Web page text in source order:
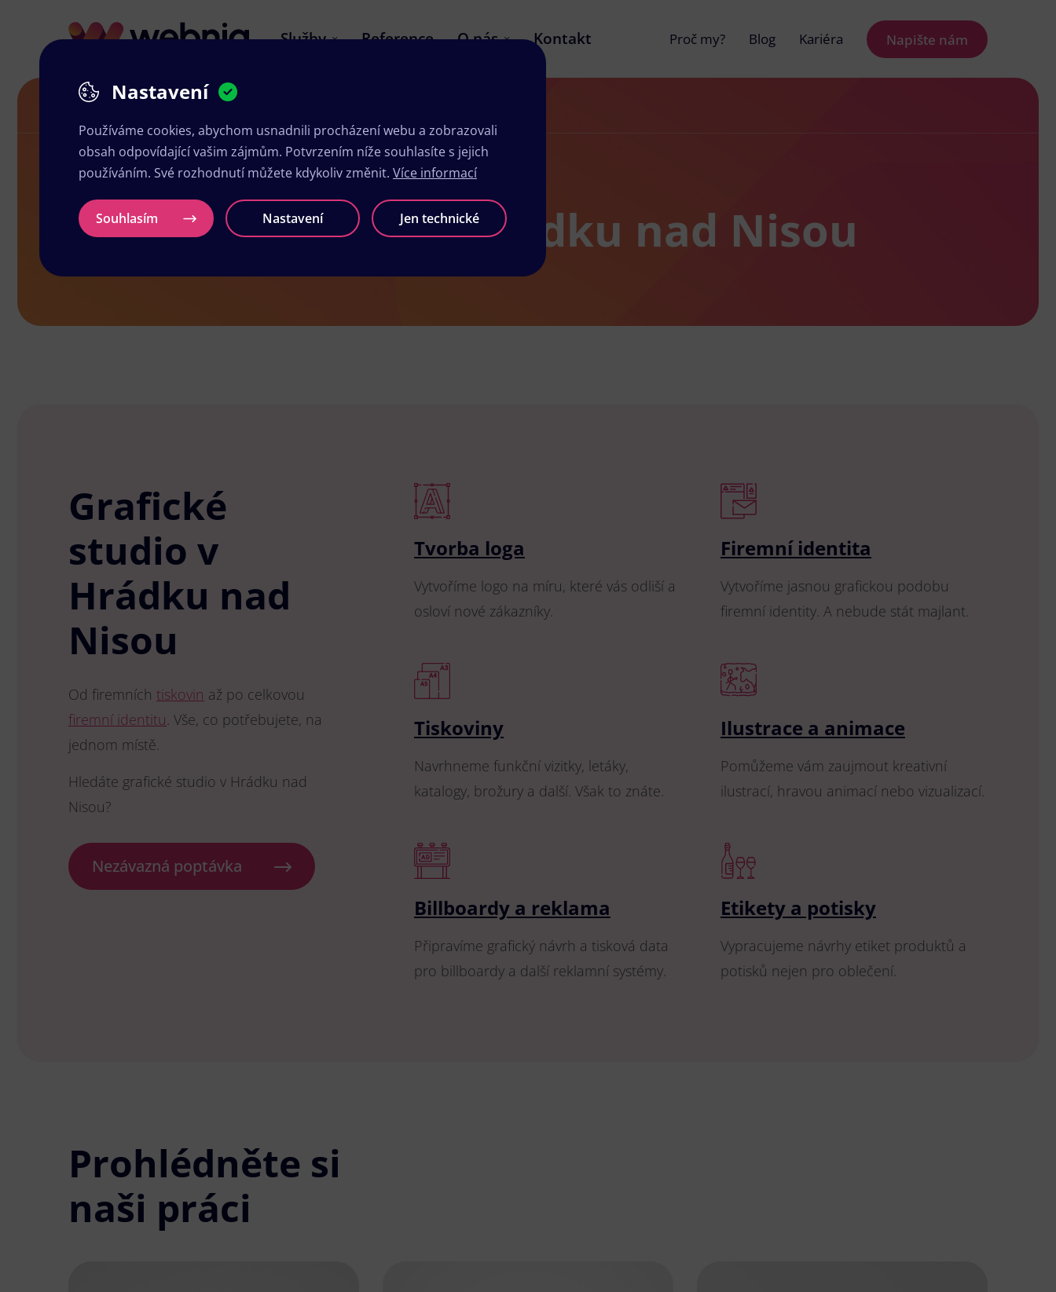
Služby Reference O nás Kontakt Proč my? Blog Kariéra Napište nám
Grafické studio v Hrádku nad Nisou
Grafické studio v Hrádku nad Nisou
Grafické
studio v
Hrádku nad
Nisou
Od firemních tiskovin až po celkovou
firemní identitu. Vše, co potřebujete, na
jednom místě.
Hledáte grafické studio v Hrádku nad
Nisou?
Nezávazná poptávka
Tvorba loga
Vytvoříme logo na míru, které vás odliší a
osloví nové zákazníky.
Firemní identita
Vytvoříme jasnou grafickou podobu
firemní identity. A nebude stát majlant.
Tiskoviny
Navrhneme funkční vizitky, letáky,
katalogy, brožury a další. Však to znáte.
Ilustrace a animace
Pomůžeme vám zaujmout kreativní
ilustrací, hravou animací nebo vizualizací.
Billboardy a reklama
Připravíme grafický návrh a tisková data
pro billboardy a další reklamní systémy.
Etikety a potisky
Vypracujeme návrhy etiket produktů a
potisků nejen pro oblečení.
Prohlédněte si
naši práci
Nastavení
Používáme cookies, abychom usnadnili procházení webu a zobrazovali
obsah odpovídající vašim zájmům. Potvrzením níže souhlasíte s jejich
používáním. Své rozhodnutí můžete kdykoliv změnit. Více informací
Souhlasím Nastavení Jen technické